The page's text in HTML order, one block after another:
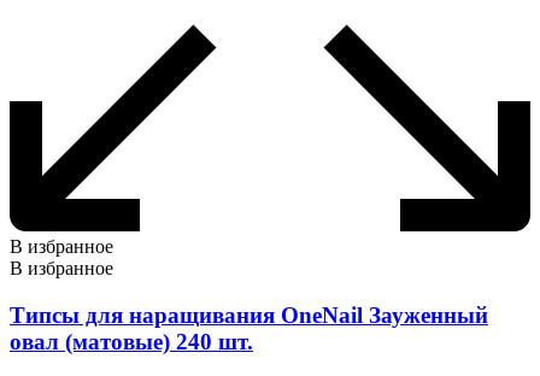
В избранное
В избранное
Типсы для наращивания OneNail Зауженный
овал (матовые) 240 шт.